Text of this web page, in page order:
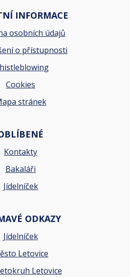
INFORMACE
osobních údajů
o přístupnosti
Cookies
stránek
Kontakty
Bakaláři
Jídelníček
ODKAZY
Jídelníček
Letovice
Letovice